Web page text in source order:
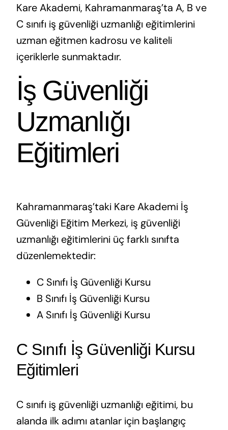
Kare Akademi, Kahramanmaraş’ta A, B ve
C sınıfı iş güvenliği uzmanlığı eğitimlerini
uzman eğitmen kadrosu ve kaliteli
içeriklerle sunmaktadır.
İş Güvenliği
Uzmanlığı
Eğitimleri
Kahramanmaraş’taki Kare Akademi İş
Güvenliği Eğitim Merkezi, iş güvenliği
uzmanlığı eğitimlerini üç farklı sınıfta
düzenlemektedir:
C Sınıfı İş Güvenliği Kursu
B Sınıfı İş Güvenliği Kursu
A Sınıfı İş Güvenliği Kursu
C Sınıfı İş Güvenliği Kursu
Eğitimleri
C sınıfı iş güvenliği uzmanlığı eğitimi, bu
alanda ilk adımı atanlar için başlangıç